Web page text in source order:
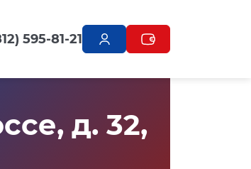
595-81-21
д. 32,